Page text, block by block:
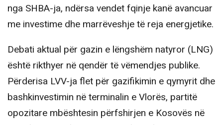
nga SHBA-ja, ndërsa vendet fqinje kanë avancuar
me investime dhe marrëveshje të reja energjetike.
Debati aktual për gazin e lëngshëm natyror (LNG)
është rikthyer në qendër të vëmendjes publike.
Përderisa LVV-ja flet për gazifikimin e qymyrit dhe
bashkinvestimin në terminalin e Vlorës, partitë
opozitare mbështesin përfshirjen e Kosovës në